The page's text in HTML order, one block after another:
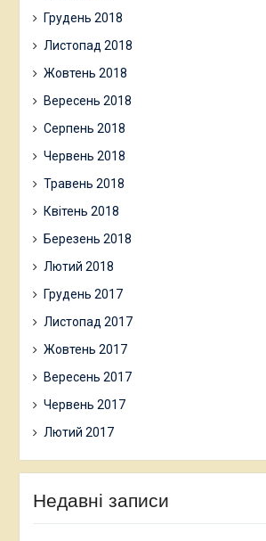
Грудень 2018
Листопад 2018
Жовтень 2018
Вересень 2018
Серпень 2018
Червень 2018
Травень 2018
Квітень 2018
Березень 2018
Лютий 2018
Грудень 2017
Листопад 2017
Жовтень 2017
Вересень 2017
Червень 2017
Лютий 2017
Недавні записи